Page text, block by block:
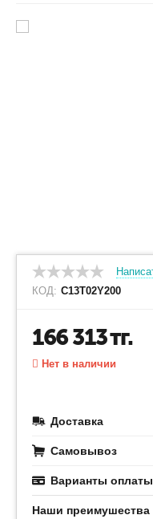
КОД: C13T02Y200
166 313тг.
Нет в наличии
Доставка
Самовывоз
Варианты оплаты
Наши преимушества